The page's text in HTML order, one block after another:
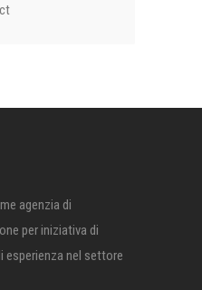
agenzia di
per iniziativa di
esperienza nel settore